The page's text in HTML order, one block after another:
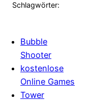
Schlagwörter:
Bubble
Shooter
kostenlose
Online Games
Tower